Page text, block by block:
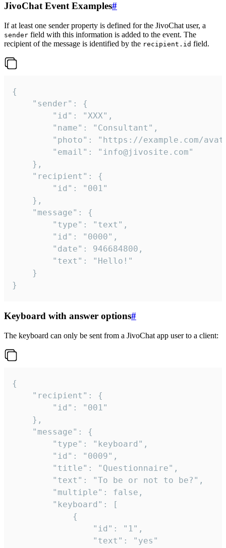
JivoChat Event Examples#
If at least one sender property is defined for the JivoChat user, a
sender field with this information is added to the event. The
recipient of the message is identified by the recipient.id field.
{
}
Keyboard with answer options#
The keyboard can only be sent from a JivoChat app user to a client:
{